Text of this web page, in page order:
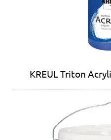
KREUL Triton